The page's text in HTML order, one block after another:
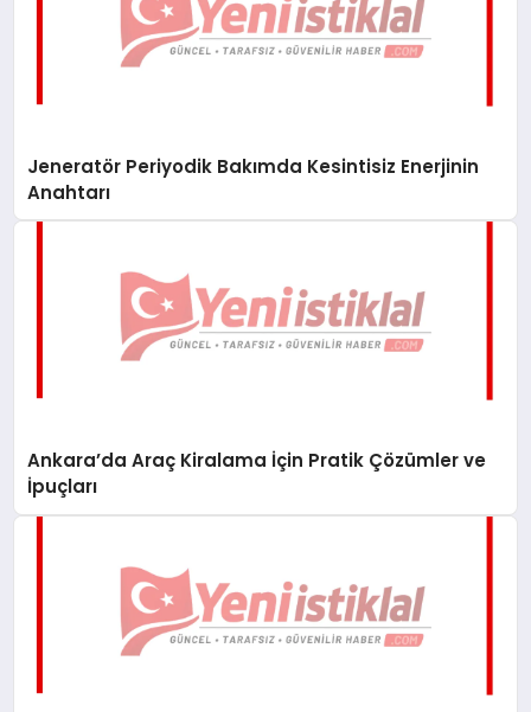
Jeneratör Periyodik Bakımda Kesintisiz Enerjinin
Anahtarı
Ankara’da Araç Kiralama İçin Pratik Çözümler ve
İpuçları